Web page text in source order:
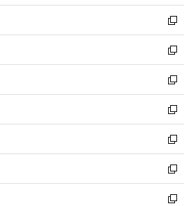
ン
ド
ウ
で
開
く
ウ
ィ
ン
ド
ウ
で
開
く
し
い
ウ
ィ
ン
ド
ウ
で
開
く
新
し
い
ウ
ィ
ン
ド
ウ
で
開
く
新
し
い
ウ
ィ
ン
ド
ウ
で
開
く
新
し
い
ウ
ィ
ン
ド
ウ
で
新
し
い
ウ
ィ
ン
ド
新
し
い
ウ
ィ
新
し
い
新